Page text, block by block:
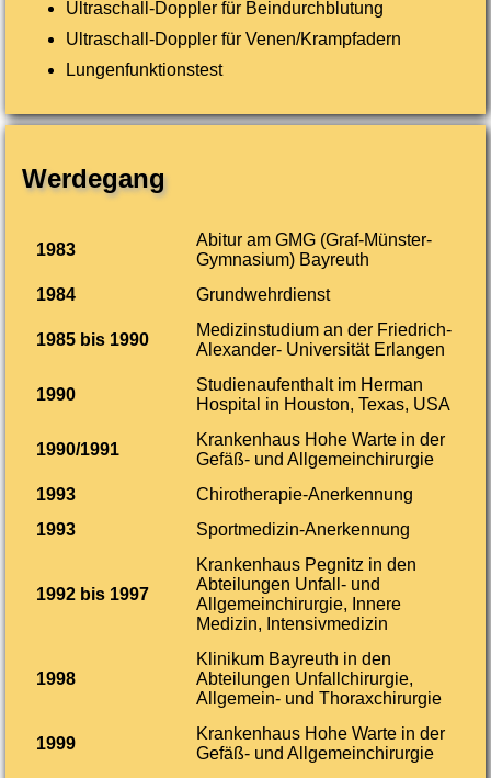
Ultraschall-Doppler für Beindurchblutung
Ultraschall-Doppler für Venen/Krampfadern
Lungenfunktionstest
Werdegang
1983
Abitur am GMG (Graf-Münster-
Gymnasium) Bayreuth
1984
Grundwehrdienst
1985 bis 1990
Medizinstudium an der Friedrich-
Alexander- Universität Erlangen
1990
Studienaufenthalt im Herman
Hospital in Houston, Texas, USA
1990/1991
Krankenhaus Hohe Warte in der
Gefäß- und Allgemeinchirurgie
1993
Chirotherapie-Anerkennung
1993
Sportmedizin-Anerkennung
1992 bis 1997
Krankenhaus Pegnitz in den
Abteilungen Unfall- und
Allgemeinchirurgie, Innere
Medizin, Intensivmedizin
1998
Klinikum Bayreuth in den
Abteilungen Unfallchirurgie,
Allgemein- und Thoraxchirurgie
1999
Krankenhaus Hohe Warte in der
Gefäß- und Allgemeinchirurgie